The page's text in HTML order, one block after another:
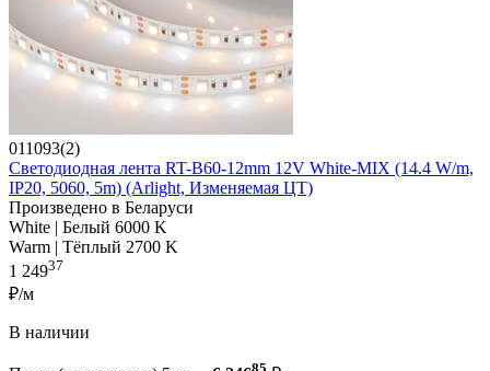
011093(2)
Светодиодная лента RT-B60-12mm 12V White-MIX (14.4 W/m,
IP20, 5060, 5m) (Arlight, Изменяемая ЦТ)
Произведено в Беларуси
White | Белый 6000 K
Warm | Тёплый 2700 K
1 24937
₽/м
В наличии